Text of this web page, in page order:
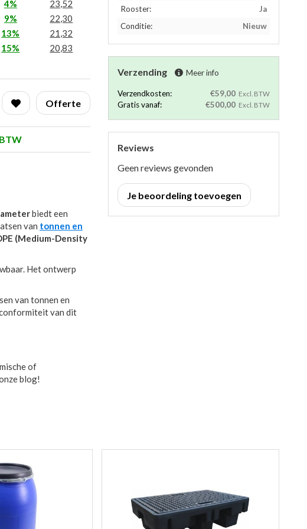
4%
23,52
9%
22,30
13%
21,32
15% 20,83
Offerte
biedt een
van tonnen en
(Medium-Density
Het ontwerp
van tonnen en
van dit
of
blog!
Rooster:
Ja
Conditie:
Nieuw
Verzending Meer info
Verzendkosten: €59,00 Excl. BTW
Gratis vanaf: €500,00 Excl. BTW
Reviews
Geen reviews gevonden
Je beoordeling toevoegen